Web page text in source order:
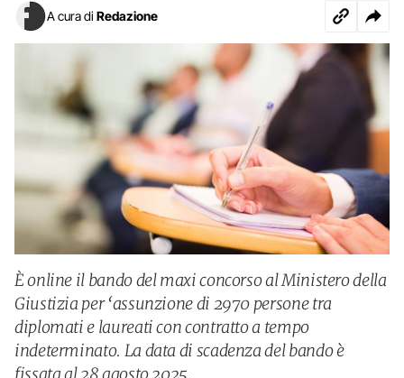
A cura di Redazione
È online il bando del maxi concorso al Ministero della
Giustizia per ‘assunzione di 2970 persone tra
diplomati e laureati con contratto a tempo
indeterminato. La data di scadenza del bando è